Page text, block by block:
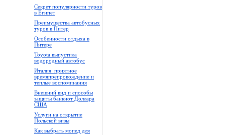
Секрет популярности туров
в Египет
Преимущества автобусных
туров в Питер
Особенности отдыха в
Питере
Toyota выпустила
водородный автобус
Италия: приятное
времяпрепровождение и
теплые воспоминания
Внешний вид и способы
защиты банкнот Доллара
США
Услуги на открытие
Польской визы
Как выбрать мопед для